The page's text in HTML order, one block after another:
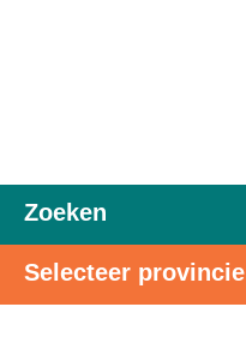
Zoeken
Selecteer provincie